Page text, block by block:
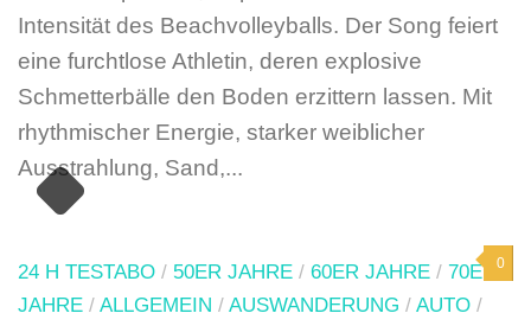
Intensität des Beachvolleyballs. Der Song feiert
eine furchtlose Athletin, deren explosive
Schmetterbälle den Boden erzittern lassen. Mit
rhythmischer Energie, starker weiblicher
Ausstrahlung, Sand,...
0
24 H TESTABO / 50ER JAHRE / 60ER JAHRE / 70ER
JAHRE / ALLGEMEIN / AUSWANDERUNG / AUTO /